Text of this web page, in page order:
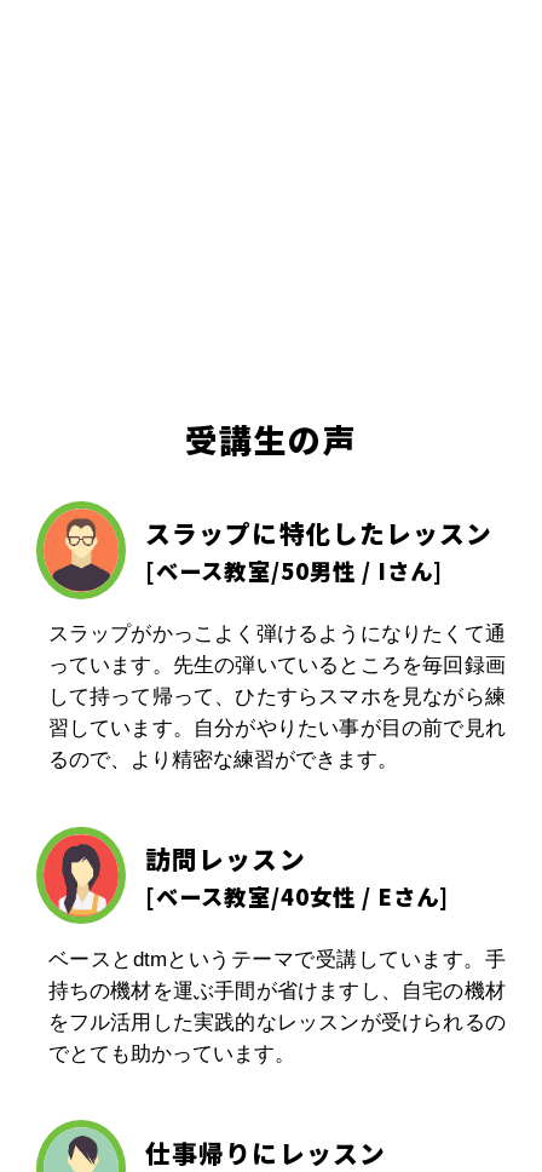
受講生の声
スラップに特化したレッスン
[ベース教室/50男性 / Iさん]
スラップがかっこよく弾けるようになりたくて通
っています。先生の弾いているところを毎回録画
して持って帰って、ひたすらスマホを見ながら練
習しています。自分がやりたい事が目の前で見れ
るので、より精密な練習ができます。
訪問レッスン
[ベース教室/40女性 / Eさん]
ベースとdtmというテーマで受講しています。手
持ちの機材を運ぶ手間が省けますし、自宅の機材
をフル活用した実践的なレッスンが受けられるの
でとても助かっています。
仕事帰りにレッスン